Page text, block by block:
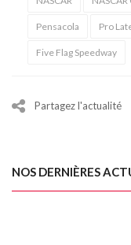
Pensacola Pro
Five Flag Speedway
Partagez l'actualité
NOS DERNIÈRES